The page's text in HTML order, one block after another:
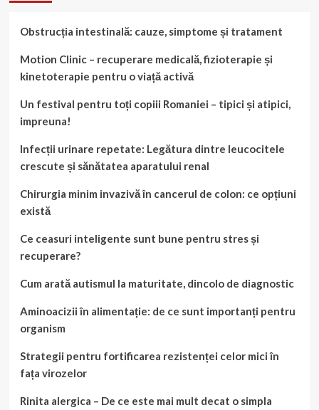
Obstrucția intestinală: cauze, simptome și tratament
Motion Clinic – recuperare medicală, fizioterapie și
kinetoterapie pentru o viață activă
Un festival pentru toți copiii Romaniei – tipici și atipici,
impreuna!
Infecții urinare repetate: Legătura dintre leucocitele
crescute și sănătatea aparatului renal
Chirurgia minim invazivă în cancerul de colon: ce opțiuni
există
Ce ceasuri inteligente sunt bune pentru stres și
recuperare?
Cum arată autismul la maturitate, dincolo de diagnostic
Aminoacizii în alimentație: de ce sunt importanți pentru
organism
Strategii pentru fortificarea rezistenței celor mici în
fața virozelor
Rinita alergica – De ce este mai mult decat o simpla